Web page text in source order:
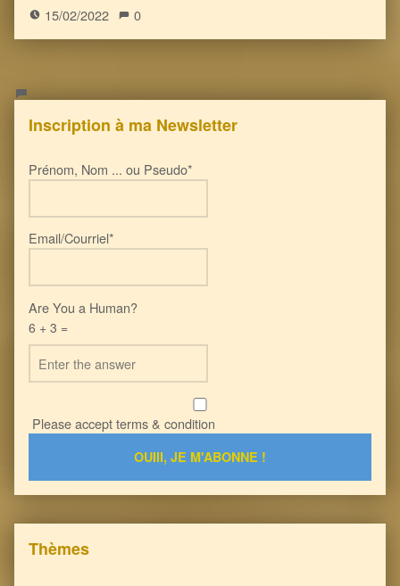
15/02/2022 0
Inscription à ma Newsletter
Prénom, Nom ... ou Pseudo*
Email/Courriel*
Are You a Human?
6 + 3 =
Please accept terms & condition
Thèmes